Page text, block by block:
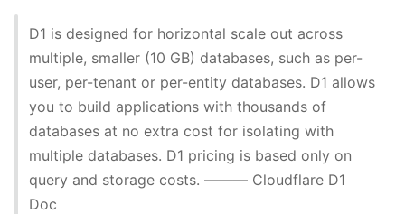
D1 is designed for horizontal scale out across
multiple, smaller (10 GB) databases, such as per-
user, per-tenant or per-entity databases. D1 allows
you to build applications with thousands of
databases at no extra cost for isolating with
multiple databases. D1 pricing is based only on
query and storage costs. ――― Cloudflare D1
Doc